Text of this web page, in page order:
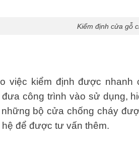
Kiểm định cửa gỗ
việc kiểm định được nhanh
công trình vào sử dụng,
những bộ cửa chống cháy
hệ để được tư vấn thêm.